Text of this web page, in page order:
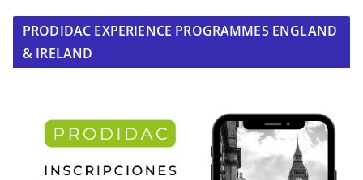
PRODIDAC EXPERIENCE PROGRAMMES ENGLAND
& IRELAND